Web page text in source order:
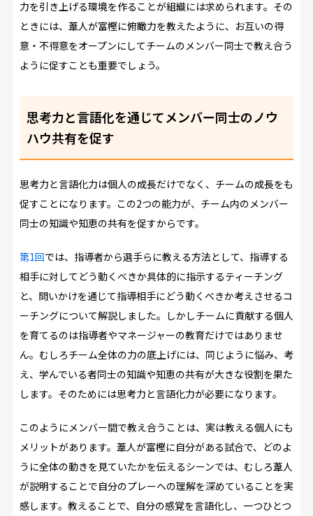
力を引き上げる環境を作ることが組織には求められます。その
ときには、葦人が富樫に俯瞰力を教えたように、お互いの得
意・不得意をオープンにしてチームのメンバー同士で教え合う
ように促すことも重要でしょう。
思考力と言語化を通じてメンバー同士のノウ
ハウ共有を促す
思考力と言語化力は個人の成長だけでなく、チームの成長をも
促すことになります。この2つの能力が、チーム内のメンバー
同士の知識や知恵の共有を促すからです。
第1回では、指導者から選手らに教える方法として、指導する
相手に対してどう動くべきか具体的に指示するティーチング
と、問いかけを通じて指導相手にどう動くべきか考えさせるコ
ーチングについて解説しました。しかしチームに貢献する個人
を育てるのは指導者やマネージャーの教育だけではありませ
ん。むしろチーム全体の力の底上げには、同じように悩み、考
え、学んでいる者同士の知識や知恵の共有が大きな役割を果た
します。そのためには思考力と言語化力が必要になります。
このようにメンバー間で教え合うことは、実は教える個人にも
メリットがあります。葦人が富樫に自分がある試合で、どのよ
うに全体の動きを見ていたかを伝えるシーンでは、むしろ葦人
が説明することで自分のプレーへの理解を深めていることを実
感します。教えることで、自分の感覚を言語化し、一つひとつ